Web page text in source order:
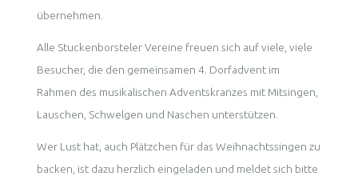
übernehmen.
Alle Stuckenborsteler Vereine freuen sich auf viele, viele
Besucher, die den gemeinsamen 4. Dorfadvent im
Rahmen des musikalischen Adventskranzes mit Mitsingen,
Lauschen, Schwelgen und Naschen unterstützen.
Wer Lust hat, auch Plätzchen für das Weihnachtssingen zu
backen, ist dazu herzlich eingeladen und meldet sich bitte